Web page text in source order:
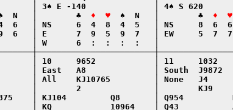
│ 3♠ E -140              │ 4♠ S 620
N   │        ♣
♦  ♥
  ♠  N   │        ♣
♦  ♥
6   │ NS     6  4  8  4  5   │ NS     8  6
6   │ E      7  9  5  9  7   │ EW     5  7
│ W      6  :  :  :  :   │
│ 10     9652            │ 11     1032
│ East   A8              │ South  J9872
│ All    KJ10765         │ None   J4
│        2               │        KJ9
│ KJ104         Q8       │ Q954
│ KQ            10964    │ Q43